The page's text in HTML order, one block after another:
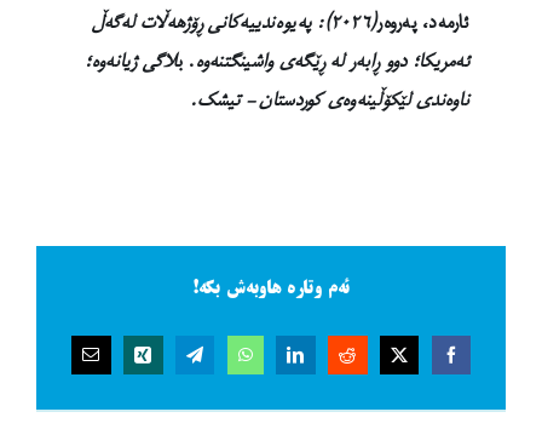
ئارمەد، پەروەر
(٢٠٢٦): پەیوەندییەکانی ڕۆژهەڵات لەگەڵ
ئەمریکا؛ دوو ڕابەر لە ڕێگەی واشینگتنەوە. بلاگی ژیانەوە؛
ناوەندی لێکۆڵینەوەی کوردستان – تیشک.
ئەم وتارە هاوبەش بکە!